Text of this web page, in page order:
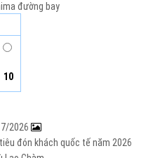
đường bay
10
2026
đón khách quốc tế năm 2026